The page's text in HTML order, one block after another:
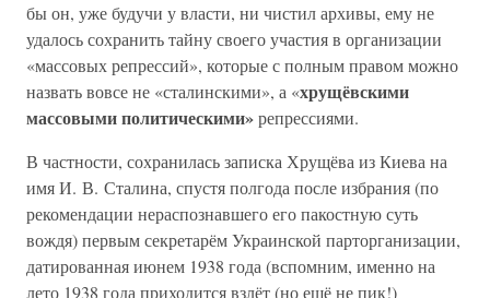
бы он, уже будучи у власти, ни чистил архивы, ему не
удалось сохранить тайну своего участия в организации
«массовых репрессий», которые с полным правом можно
назвать вовсе не «сталинскими», а «хрущёвскими
массовыми политическими»репрессиями.
В частности, сохранилась записка Хрущёва из Киева на
имя И. В. Сталина, спустя полгода после избрания (по
рекомендации нераспознавшего его пакостную суть
вождя) первым секретарём Украинской парторганизации,
датированная июнем 1938 года (вспомним, именно на
лето 1938 года приходится взлёт (но ещё не пик!)